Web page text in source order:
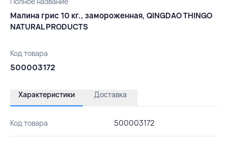
Малина грис 10 кг., замороженная, QINGDAO THINGO
NATURAL PRODUCTS
Код товара
500003172
Характеристики Доставка
Код товара 500003172